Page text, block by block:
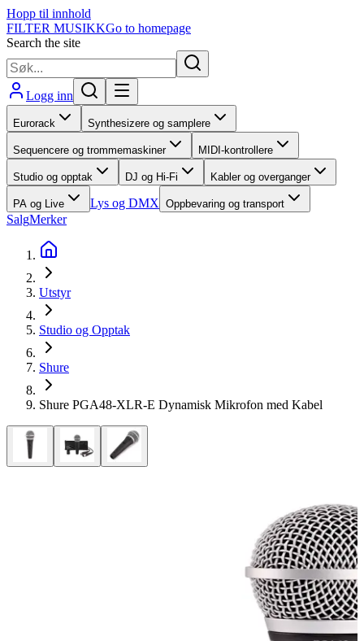
Hopp til innhold
FILTER MUSIKKGo to homepage
Search the site
Logg inn
Eurorack Synthesizere og samplere
Sequencere og trommemaskiner MIDI-kontrollere
Studio og opptak DJ og Hi-Fi Kabler og overganger
PA og Live Lys og DMX Oppbevaring og transport
SalgMerker
Utstyr
Studio og Opptak
Shure
Shure PGA48-XLR-E Dynamisk Mikrofon med Kabel